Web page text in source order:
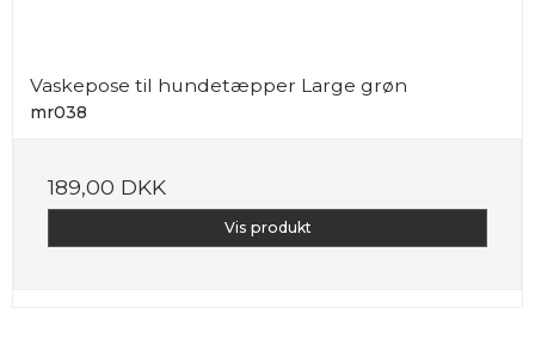
Vaskepose til hundetæpper Large grøn
mr038
189,00 DKK
Vis produkt